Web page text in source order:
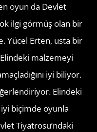
oyun da Devlet
ilgi görmüş olan bir
Yücel Erten, usta bir
malzemeyi
iyi biliyor.
Elindeki
biçimde oyunla
Tiyatrosu’ndaki